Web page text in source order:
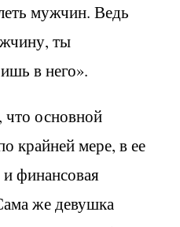
мужчин. Ведь
ты
в него».
что основной
крайней мере, в ее
финансовая
же девушка